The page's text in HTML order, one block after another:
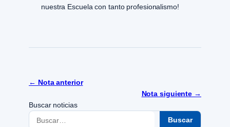
nuestra Escuela con tanto profesionalismo!
← Nota anterior
Nota siguiente →
Buscar noticias
Buscar